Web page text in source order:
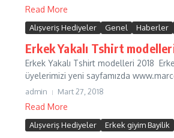
Read More
Alışveriş Hediyeler Genel Haberler
Erkek Yakalı Tshirt
Erkek Yakalı Tshirt modelleri 2018
üyelerimizi yeni sayfamızda
admin Mart 27, 2018
Read More
Alışveriş Hediyeler Erkek giyim Bayilik